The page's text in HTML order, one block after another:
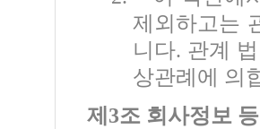
제외하고는
니다. 관계
상관례에 의
제 3조 회사정보